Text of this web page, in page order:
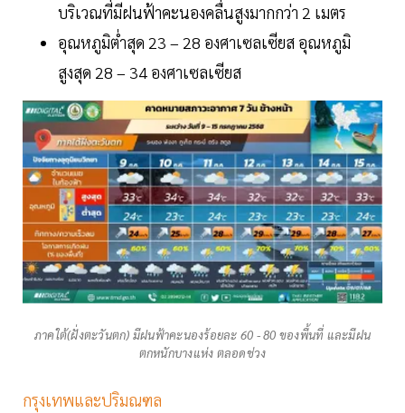
บริเวณที่มีฝนฟ้าคะนองคลื่นสูงมากกว่า 2 เมตร
อุณหภูมิต่ำสุด 23 – 28 องศาเซลเซียส อุณหภูมิ
สูงสุด 28 – 34 องศาเซลเซียส
ภาคใต้(ฝั่งตะวันตก) มีฝนฟ้าคะนองร้อยละ 60 - 80 ของพื้นที่ และมีฝน
ตกหนักบางแห่ง ตลอดช่วง
กรุงเทพและปริมณฑล